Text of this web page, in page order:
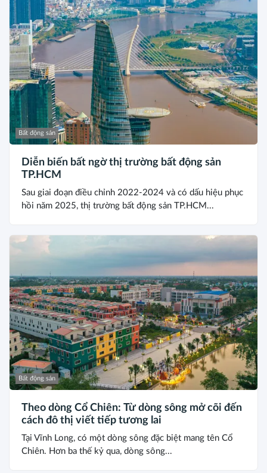
Bất động sản
Diễn biến bất ngờ thị trường bất động sản
TP.HCM
Sau giai đoạn điều chỉnh 2022-2024 và có dấu hiệu phục
hồi năm 2025, thị trường bất động sản TP.HCM...
Bất động sản
Theo dòng Cổ Chiên: Từ dòng sông mở cõi đến
cách đô thị viết tiếp tương lai
Tại Vĩnh Long, có một dòng sông đặc biệt mang tên Cổ
Chiên. Hơn ba thế kỷ qua, dòng sông...